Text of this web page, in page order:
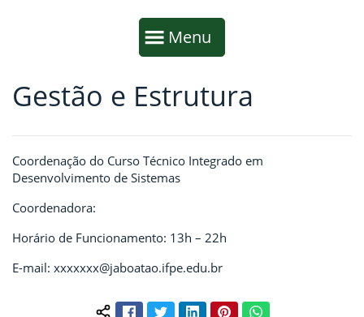
Mostrar
Menu
Fim da navegação
Início do conteúdo
Gestão e Estrutura
Coordenação do Curso Técnico Integrado em
Desenvolvimento de Sistemas
Coordenadora:
Horário de Funcionamento: 13h – 22h
E-mail: xxxxxxx@jaboatao.ifpe.edu.br
FacebookTwitterLinkedInPinterestWhatsApp